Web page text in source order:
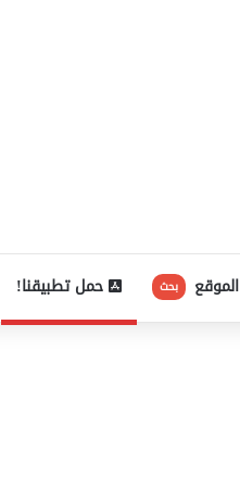
بحث حمل تطبيقنا!